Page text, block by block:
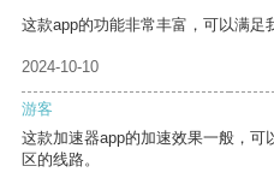
这款app的功能非常丰富，可以满足
2024-10-10
游客
这款加速器app的加速效果一般，
区的线路。